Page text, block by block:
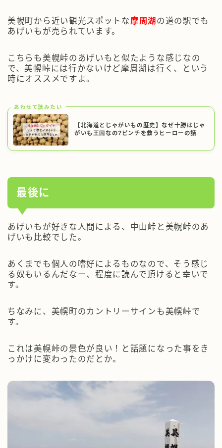
美幌町から近い観光スポットな摩周湖 の道の駅でも
あげいもが売られています。
こちらも美幌峠のあげいもと似たような感じなの
で、美幌峠には行かないけど摩周湖は行く、という
時にオススメですよ。
あわせて読みたい
【北海道とじゃがいもの歴史】なぜ十勝はじゃ
がいも王国なの?ピンチを救うヒーローの話
最後に
あげいもが好きな人間による、中山峠と美幌峠のあ
げいも比較でした。
あくまでも個人の嗜好によるものなので、そう感じ
る奴もいるんだなー、程度に読んで頂けると幸いで
す。
ちなみに、美幌町のカントリーサインも美幌峠で
す。
これは美幌峠の景色が良い！と話題になった事をき
っかけに変わったのだとか。